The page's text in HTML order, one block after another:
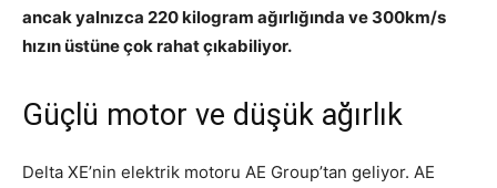
ancak yalnızca 220 kilogram ağırlığında ve 300km/s
hızın üstüne çok rahat çıkabiliyor.
Güçlü motor ve düşük ağırlık
Delta XE’nin elektrik motoru AE Group’tan geliyor. AE